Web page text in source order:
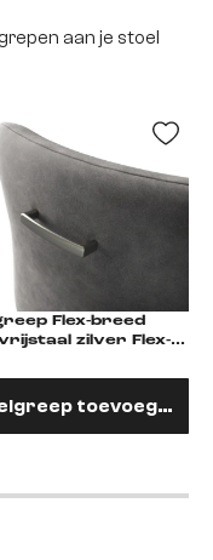
aan je stoel
Flex-breed
zilver Flex-
toevoegen